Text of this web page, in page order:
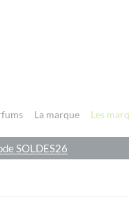
La marque Les
SOLDES26